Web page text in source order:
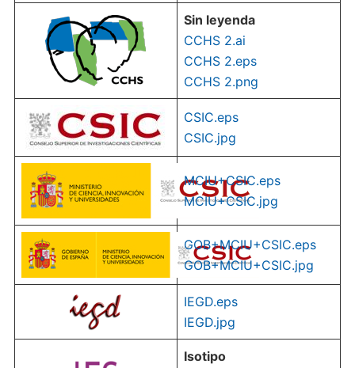
Sin leyenda
CCHS 2.ai
CCHS 2.eps
CCHS 2.png
CSIC.eps
CSIC.jpg
MCIU+CSIC.eps
MCIU+CSIC.jpg
GOB+MCIU+CSIC.eps
GOB+MCIU+CSIC.jpg
IEGD.eps
IEGD.jpg
Isotipo